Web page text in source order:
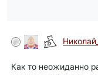
Как то неожиданно